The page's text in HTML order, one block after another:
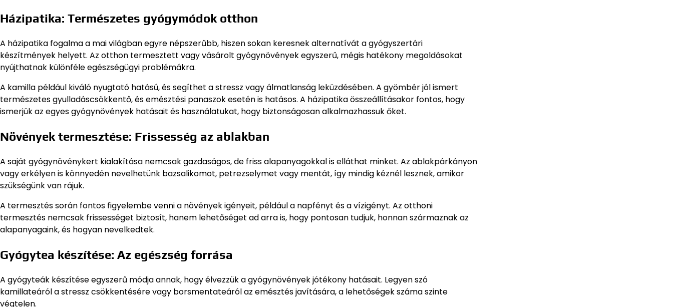
Házipatika: Természetes gyógymódok otthon
A házipatika fogalma a mai világban egyre népszerűbb, hiszen sokan keresnek alternatívát a gyógyszertári
készítmények helyett. Az otthon termesztett vagy vásárolt gyógynövények egyszerű, mégis hatékony megoldásokat
nyújthatnak különféle egészségügyi problémákra.
A kamilla például kiváló nyugtató hatású, és segíthet a stressz vagy álmatlanság leküzdésében. A gyömbér jól ismert
természetes gyulladáscsökkentő, és emésztési panaszok esetén is hatásos. A házipatika összeállításakor fontos, hogy
ismerjük az egyes gyógynövények hatásait és használatukat, hogy biztonságosan alkalmazhassuk őket.
Növények termesztése: Frissesség az ablakban
A saját gyógynövénykert kialakítása nemcsak gazdaságos, de friss alapanyagokkal is elláthat minket. Az ablakpárkányon
vagy erkélyen is könnyedén nevelhetünk bazsalikomot, petrezselymet vagy mentát, így mindig kéznél lesznek, amikor
szükségünk van rájuk.
A termesztés során fontos figyelembe venni a növények igényeit, például a napfényt és a vízigényt. Az otthoni
termesztés nemcsak frissességet biztosít, hanem lehetőséget ad arra is, hogy pontosan tudjuk, honnan származnak az
alapanyagaink, és hogyan nevelkedtek.
Gyógytea készítése: Az egészség forrása
A gyógyteák készítése egyszerű módja annak, hogy élvezzük a gyógynövények jótékony hatásait. Legyen szó
kamillateáról a stressz csökkentésére vagy borsmentateáról az emésztés javítására, a lehetőségek száma szinte
végtelen.